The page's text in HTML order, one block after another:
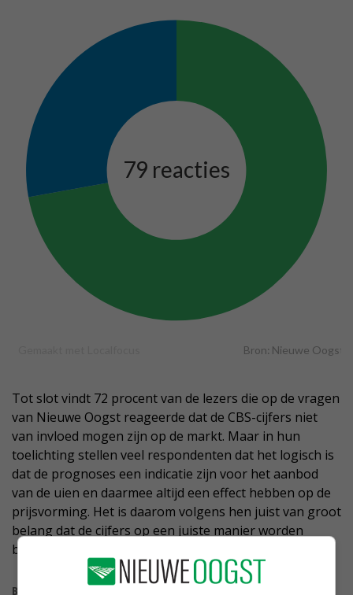
Tot slot vindt 72 procent van de lezers die op de vragen
van Nieuwe Oogst reageerde dat de CBS-cijfers niet
van invloed mogen zijn op de markt. Maar in hun
toelichting stellen veel respondenten dat het logisch is
dat de prognoses een indicatie zijn voor het aanbod
van de uien en daarmee altijd een effect hebben op de
prijsvorming. Het is daarom volgens hen juist van groot
belang dat de cijfers op een juiste manier worden
bepaald en geïnterpreteerd.
Bekijk meer over: